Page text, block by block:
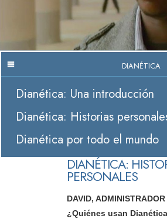
DIANÉTICA
Dianética: Una introducción
Dianética: Historias
Dianética por todo el mundo
DIANÉTICA:
PERSONALES
DAVID, ADMINISTRADOR
¿Quiénes usan